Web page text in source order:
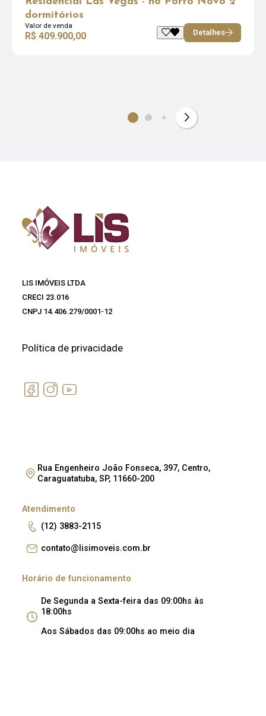
dormitórios
Valor de venda
R$ 409.900,00 Detalhes
LIS IMÓVEIS LTDA
CRECI 23.016
CNPJ 14.406.279/0001-12
Política de privacidade
Rua Engenheiro João Fonseca, 397, Centro,
Caraguatatuba, SP, 11660-200
Atendimento
(12) 3883-2115
contato@lisimoveis.com.br
Horário de funcionamento
De Segunda a Sexta-feira das 09:00hs às
18:00hs
Aos Sábados das 09:00hs ao meio dia